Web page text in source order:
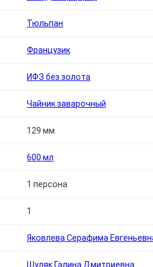
Тюльпан
Французик
ИФЗ без золота
Чайник заварочный
129 мм
600 мл
1 персона
1
Яковлева Серафима
Шуляк Галина Дмитриевна